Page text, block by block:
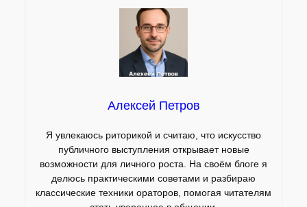
Алексей Петров
Я увлекаюсь риторикой и считаю, что искусство
публичного выступления открывает новые
возможности для личного роста. На своём блоге я
делюсь практическими советами и разбираю
классические техники ораторов, помогая читателям